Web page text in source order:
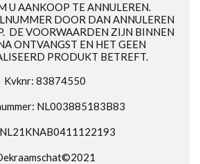
U AANKOOP TE ANNULEREN.
DOOR DAN ANNULEREN
DE VOORWAARDEN ZIJN BINNEN
ONTVANGST EN HET GEEN
PRODUKT BETREFT.
Kvknr: 83874550
NL003885183B83